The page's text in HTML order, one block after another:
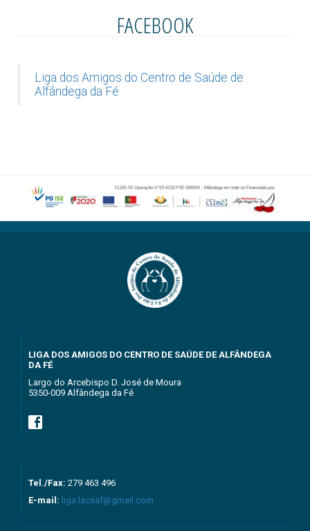
FACEBOOK
Liga dos Amigos do Centro de Saúde de
Alfândega da Fé
LIGA DOS AMIGOS DO CENTRO DE SAÚDE DE ALFÂNDEGA
DA FÉ
Largo do Arcebispo D. José de Moura
5350-009 Alfândega da Fé
Tel./Fax: 279 463 496
E-mail: liga.lacsaf@gmail.com